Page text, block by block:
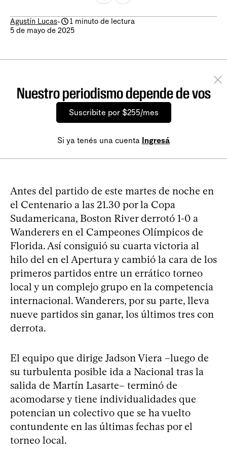
Agustín Lucas-
1 minuto de lectura
5 de mayo de 2025
Nuestro periodismo depende de vos
Suscribite por $255/mes
Si ya tenés una cuenta Ingresá
Antes del partido de este martes de noche en
el Centenario a las 21.30 por la Copa
Sudamericana, Boston River derrotó 1-0 a
Wanderers en el Campeones Olímpicos de
Florida. Así consiguió su cuarta victoria al
hilo del en el Apertura y cambió la cara de los
primeros partidos entre un errático torneo
local y un complejo grupo en la competencia
internacional. Wanderers, por su parte, lleva
nueve partidos sin ganar, los últimos tres con
derrota.
El equipo que dirige Jadson Viera –luego de
su turbulenta posible ida a Nacional tras la
salida de Martín Lasarte– terminó de
acomodarse y tiene individualidades que
potencian un colectivo que se ha vuelto
contundente en las últimas fechas por el
torneo local.